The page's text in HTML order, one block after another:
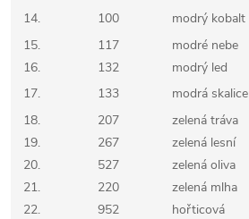
14.
100
modrý kobalt
15.
117
modré nebe
16.
132
modrý led
17.
133
modrá skalice
18.
207
zelená tráva
19.
267
zelená lesní
20.
527
zelená oliva
21.
220
zelená mlha
22.
952 hořticová